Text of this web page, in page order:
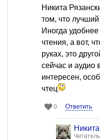
Никита
том, что лучший
Иногда
чтения, а вот,
руках, это
сейчас и аудио
интересен,
чтец
0 Ответить
Читатель